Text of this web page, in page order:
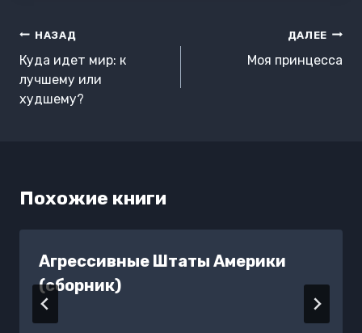
Навигация
по
записям
НАЗАД
Куда идет мир: к
лучшему или
худшему?
ДАЛЕЕ
Моя принцесса
Похожие книги
Агрессивные Штаты Америки
(сборник)